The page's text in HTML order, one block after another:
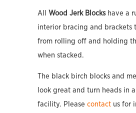
All Wood Jerk Blockshave a
interior bracing and brackets
from rolling off and holding
when stacked.
The black birch blocks and
look great and turn heads in
facility. Please contactus for